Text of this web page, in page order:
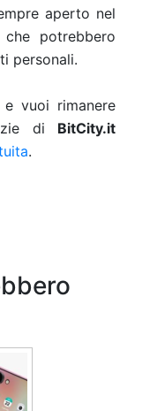
aperto nel
potrebbero
personali.
vuoi rimanere
di BitCity.it
.